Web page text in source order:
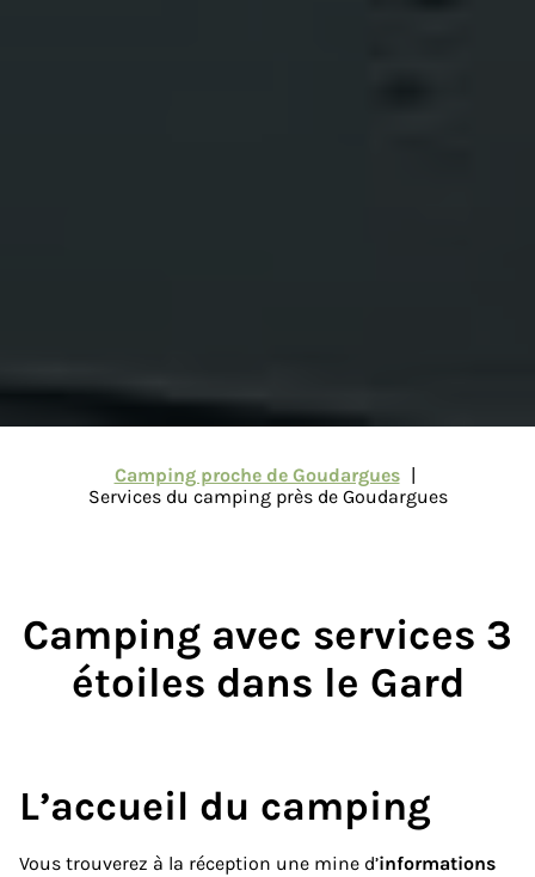
Camping proche de Goudargues
Services du camping près de Goudargues
Camping avec services 3
étoiles dans le Gard
L’accueil du camping
Vous trouverez à la réception une mine d’informations